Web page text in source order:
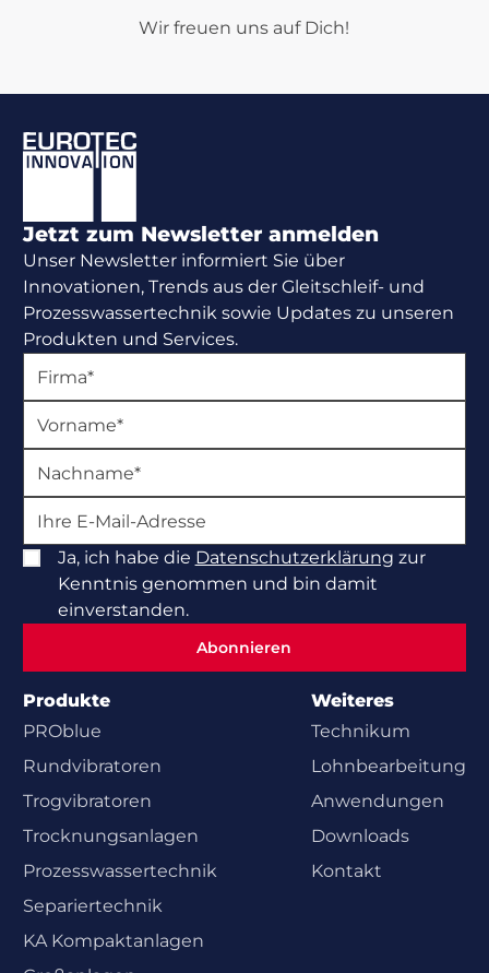
Wir freuen uns auf Dich!
Jetzt zum Newsletter anmelden
Unser Newsletter informiert Sie über
Innovationen, Trends aus der Gleitschleif- und
Prozesswassertechnik sowie Updates zu unseren
Produkten und Services.
Ja, ich habe die Datenschutzerklärung zur
Kenntnis genommen und bin damit
einverstanden.
Abonnieren
Produkte
PROblue
Rundvibratoren
Trogvibratoren
Trocknungsanlagen
Prozesswasser­technik
Separiertechnik
KA Kompaktanlagen
Weiteres
Technikum
Lohnbearbeitung
Anwendungen
Downloads
Kontakt